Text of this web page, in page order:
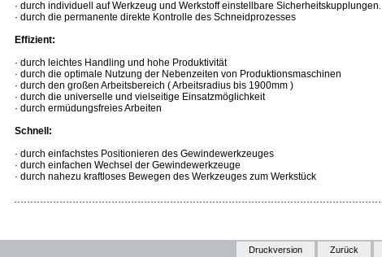
· durch individuell auf Werkzeug und Werkstoff einstellbare Sicherheitskupplungen.
· durch die permanente direkte Kontrolle des Schneidprozesses
Effizient:
· durch leichtes Handling und hohe Produktivität
· durch die optimale Nutzung der Nebenzeiten von Produktionsmaschinen
· durch den großen Arbeitsbereich ( Arbeitsradius bis 1900mm )
· durch die universelle und vielseitige Einsatzmöglichkeit
· durch ermüdungsfreies Arbeiten
Schnell:
· durch einfachstes Positionieren des Gewindewerkzeuges
· durch einfachen Wechsel der Gewindewerkzeuge
· durch nahezu kraftloses Bewegen des Werkzeuges zum Werkstück
Druckversion Zurück